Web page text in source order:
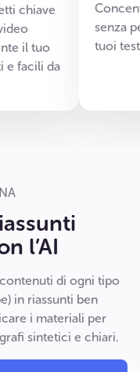
chiave
il tuo
e facili da
senza
tuoi
l’AI
di ogni tipo
in riassunti ben
i materiali per
sintetici e chiari.